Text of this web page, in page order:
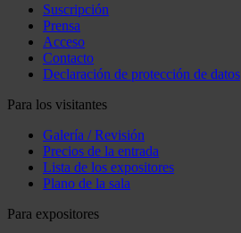
Suscripción
Prensa
Acceso
Contacto
Declaración de protección de datos
Para los visitantes
Galería / Revisión
Precios de la entrada
Lista de los expositores
Plano de la sala
Para expositores